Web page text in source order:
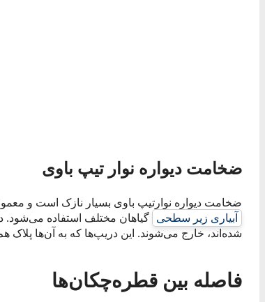
ضخامت دیواره نوار تیپ باوی
ضخامت دیواره نوارتیپ باوی بسیار نازک است و معمولاً در محدوده 0.1 تا 0.6 میلیمتر قرار دارد. از نوار تیپ‌های
آبیاری زیر سطحی
گیاهان مختلف استفاده می‌شود.
شده‌اند، خارج می‌شوند. این دریپ‌ها که به آن‌ها
فاصله بین قطره‌چکان‌ها